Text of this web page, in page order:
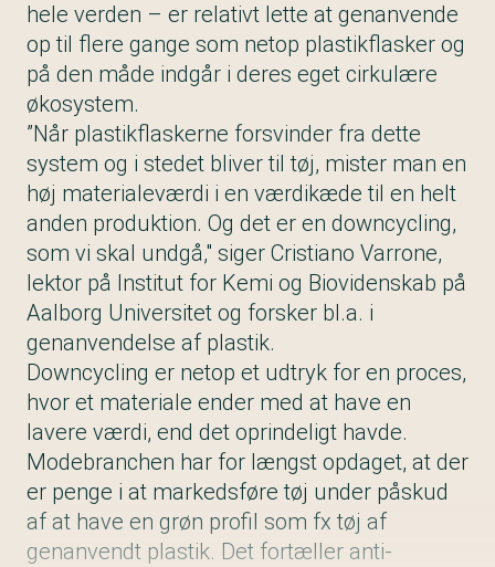
hele verden – er relativt lette at genanvende
op til flere gange som netop plastikflasker og
på den måde indgår i deres eget cirkulære
økosystem.
”Når plastikflaskerne forsvinder fra dette
system og i stedet bliver til tøj, mister man en
høj materialeværdi i en værdikæde til en helt
anden produktion. Og det er en downcycling,
som vi skal undgå," siger Cristiano Varrone,
lektor på Institut for Kemi og Biovidenskab på
Aalborg Universitet og forsker bl.a. i
genanvendelse af plastik.
Downcycling er netop et udtryk for en proces,
hvor et materiale ender med at have en
lavere værdi, end det oprindeligt havde.
Modebranchen har for længst opdaget, at der
er penge i at markedsføre tøj under påskud
af at have en grøn profil som fx tøj af
genanvendt plastik. Det fortæller anti-